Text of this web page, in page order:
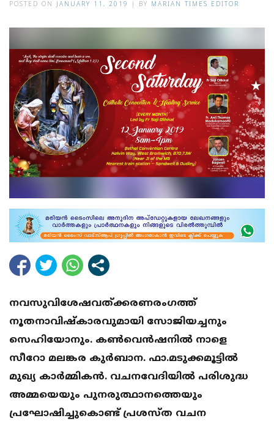
POSTED ON JANUARY 11, 2019 BY MARIAN TIMES EDITOR
നവസുവിശേഷവത്‌ക്കരണരംഗത്ത്
നൂതനാവിഷ്കാരവുമായി സോജിയച്ചനും
സെഹിയോനും. കൺവെൻഷനിൽ നാളെ
സീറോ മലങ്കര കുർബാന. ഫാ.മടുക്കമൂട്ടിൽ
മുഖ്യ കാർമ്മികൻ. വചനവേദിയിൽ പരിശുദ്ധ
അമ്മയെയും പുനരുത്ഥാനത്തെയും
പ്രഘോഷിച്ചുകൊണ്ട് പ്രശസ്‌ത വചന